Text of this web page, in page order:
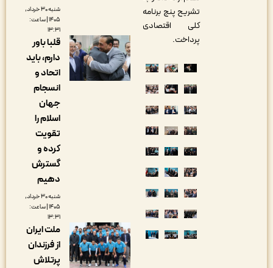
تشریح پنج برنامه
کلی اقتصادی
شنبه ۳۰ خرداد,
۱۴۰۵ | ساعت:
قلبا باور
دارم، باید
اتحاد و
گسترش
شنبه ۳۰ خرداد,
۱۴۰۵ | ساعت:
ملت ایران
از فرزندان
پرتلاش